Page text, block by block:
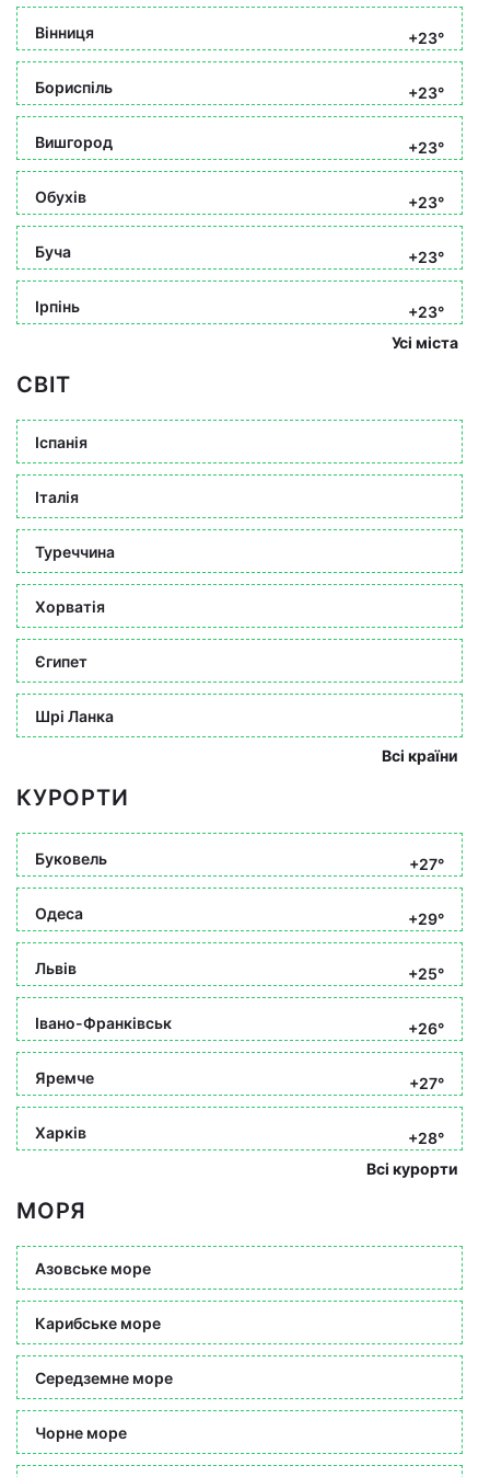
Вінниця +23°
Бориспіль +23°
Вишгород +23°
Обухів +23°
Буча +23°
Ірпінь
+23°
Усі міста
СВІТ
Іспанія
Італія
Туреччина
Хорватія
Єгипет
Шрі Ланка
Всі країни
КУРОРТИ
Буковель +27°
Одеса +29°
Львів +25°
Івано-Франківськ +26°
Яремче +27°
Харків
+28°
Всі курорти
МОРЯ
Азовське море
Карибське море
Середземне море
Чорне море